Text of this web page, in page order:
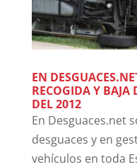
EN
RECOGIDA Y BAJA
DEL 2012
En Desguaces.net
desguaces y en
vehículos en toda